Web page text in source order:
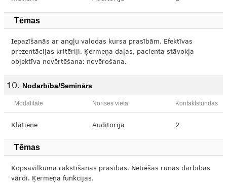
Tēmas
Iepazīšanās ar angļu valodas kursa prasībām. Efektīvas
prezentācijas kritēriji. Ķermeņa daļas, pacienta stāvokļa
objektīva novērtēšana: novērošana.
Nodarbība/Seminārs
Modalitāte Norises vieta Kontaktstundas
Klātiene Auditorija 2
Tēmas
Kopsavilkuma rakstīšanas prasības. Netiešās runas darbības
vārdi. Ķermeņa funkcijas.